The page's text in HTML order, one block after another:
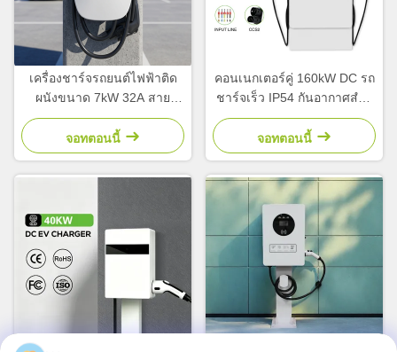
เครื่องชาร์จรถยนต์ไฟฟ้าติด
ผนังขนาด 7kW 32A สาย
ชาร์จรถยนต์ไฟฟ้าใหม่ พร้อม
อินเตอร์เฟส GBT
จอทตอนนี้
คอนเนกเตอร์คู่ 160kW DC รถ
ชาร์จเร็ว IP54 กันอากาศสําห
รับทางด่วนและเรือพาณิชย์
จอทตอนนี้